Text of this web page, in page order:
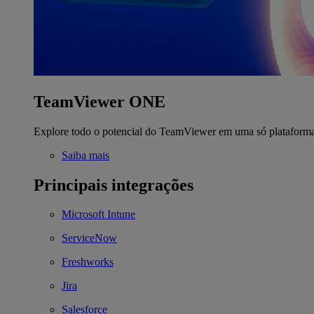
TeamViewer ONE
Explore todo o potencial do TeamViewer em uma só
Saiba mais
Principais integrações
Microsoft Intune
ServiceNow
Freshworks
Jira
Salesforce